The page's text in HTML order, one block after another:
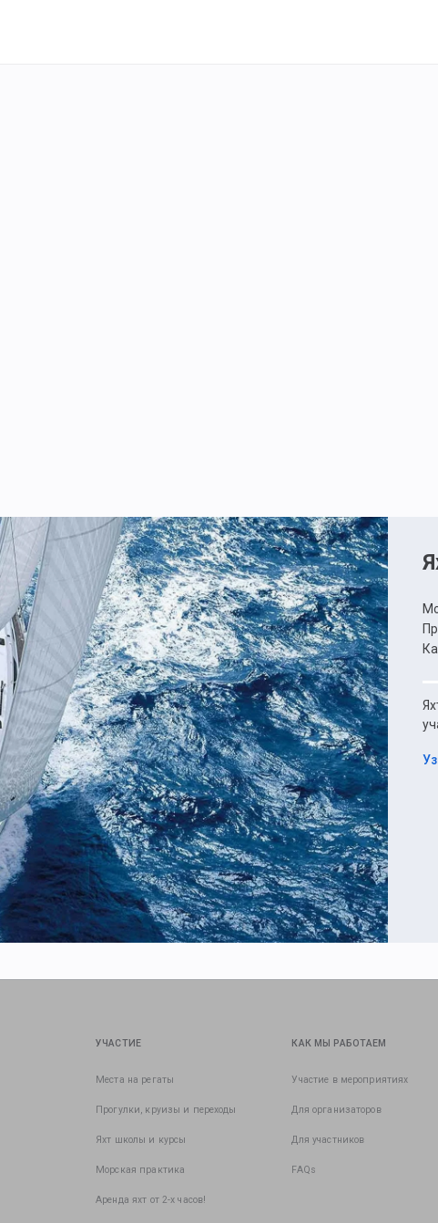
УЧАСТИЕ
Места на регаты
Прогулки, круизы и переходы
Яхт школы и курсы
Морская практика
Аренда яхт от 2-х часов!
КАК МЫ РАБОТАЕМ
Участие в мероприятиях
Для организаторов
Для участников
FAQs